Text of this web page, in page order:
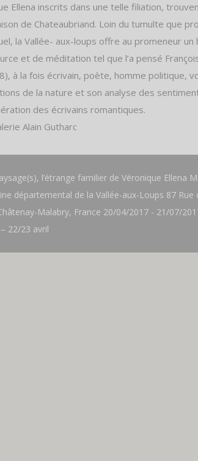
Ellena inscrits dans une telle filiation,
de Chateaubriand. Loin du tumulte que
la Vallée- aux-loups offre au promeneur un
et de méditation tel que l’a pensé
à la fois écrivain, poète, homme politique,
de la nature et son analyse des
des écrivains romantiques.
Alain Gutharc
l’étrange familier de Véronique Ellena
départemental de la Vallée-aux-Loups 87 Rue
Malabry, France 20/04/2017 - 21/07/
22/23 avril